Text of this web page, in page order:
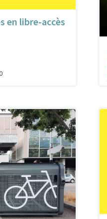
en libre-accès